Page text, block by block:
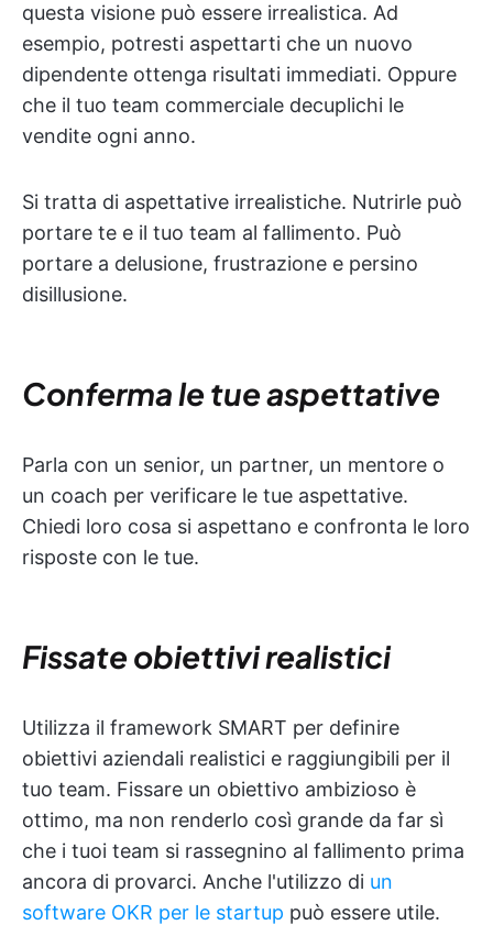
questa visione può essere irrealistica. Ad
esempio, potresti aspettarti che un nuovo
dipendente ottenga risultati immediati. Oppure
che il tuo team commerciale decuplichi le
vendite ogni anno.
Si tratta di aspettative irrealistiche. Nutrirle può
portare te e il tuo team al fallimento. Può
portare a delusione, frustrazione e persino
disillusione.
Conferma le tue aspettative
Parla con un senior, un partner, un mentore o
un coach per verificare le tue aspettative.
Chiedi loro cosa si aspettano e confronta le loro
risposte con le tue.
Fissate obiettivi realistici
Utilizza il framework SMART per definire
obiettivi aziendali realistici e raggiungibili per il
tuo team. Fissare un obiettivo ambizioso è
ottimo, ma non renderlo così grande da far sì
che i tuoi team si rassegnino al fallimento prima
ancora di provarci. Anche l'utilizzo di un
software OKR per le startup può essere utile.